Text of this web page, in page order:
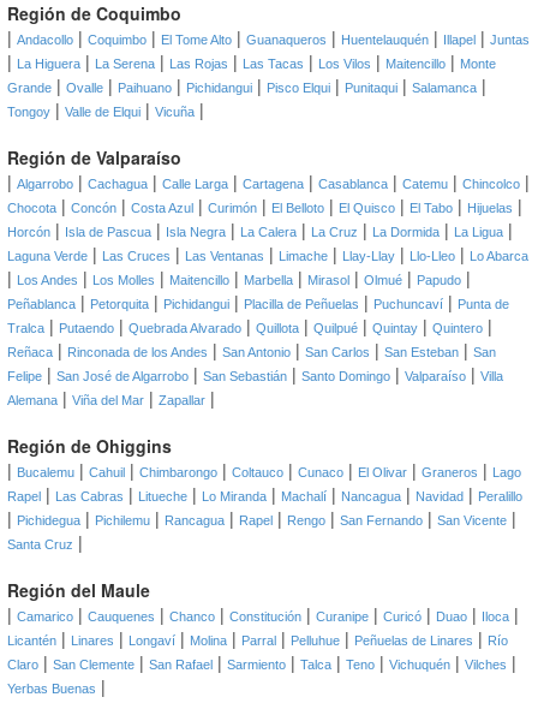
Región de Coquimbo
| Andacollo | Coquimbo | El Tome Alto | Guanaqueros | Huentelauquén | Illapel | Juntas
| La Higuera | La Serena | Las Rojas | Las Tacas | Los Vilos | Maitencillo | Monte
Grande | Ovalle | Paihuano | Pichidangui | Pisco Elqui | Punitaqui | Salamanca |
Tongoy | Valle de Elqui | Vicuña |
Región de Valparaíso
| Algarrobo | Cachagua | Calle Larga | Cartagena | Casablanca | Catemu | Chincolco |
Chocota | Concón | Costa Azul | Curimón | El Belloto | El Quisco | El Tabo | Hijuelas |
Horcón | Isla de Pascua | Isla Negra | La Calera | La Cruz | La Dormida | La Ligua |
Laguna Verde | Las Cruces | Las Ventanas | Limache | Llay-Llay | Llo-Lleo | Lo Abarca
| Los Andes | Los Molles | Maitencillo | Marbella | Mirasol | Olmué | Papudo |
Peñablanca | Petorquita | Pichidangui | Placilla de Peñuelas | Puchuncaví | Punta de
Tralca | Putaendo | Quebrada Alvarado | Quillota | Quilpué | Quintay | Quintero |
Reñaca | Rinconada de los Andes | San Antonio | San Carlos | San Esteban | San
Felipe | San José de Algarrobo | San Sebastián | Santo Domingo | Valparaíso | Villa
Alemana | Viña del Mar | Zapallar |
Región de Ohiggins
| Bucalemu | Cahuil | Chimbarongo | Coltauco | Cunaco | El Olivar | Graneros |
Lago
Rapel | Las Cabras | Litueche | Lo Miranda | Machalí | Nancagua | Navidad | Peralillo
| Pichidegua | Pichilemu | Rancagua | Rapel | Rengo | San Fernando | San Vicente |
Santa Cruz |
Región del Maule
| Camarico | Cauquenes | Chanco | Constitución | Curanipe | Curicó | Duao | Iloca |
Licantén | Linares | Longaví | Molina | Parral | Pelluhue | Peñuelas de Linares | Río
Claro | San Clemente | San Rafael | Sarmiento | Talca | Teno | Vichuquén | Vilches |
Yerbas Buenas |